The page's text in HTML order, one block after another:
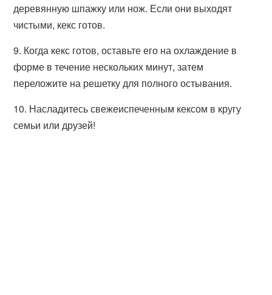
деревянную шпажку или нож. Если они выходят
чистыми, кекс готов.
9. Когда кекс готов, оставьте его на охлаждение в
форме в течение нескольких минут, затем
переложите на решетку для полного остывания.
10. Насладитесь свежеиспеченным кексом в кругу
семьи или друзей!